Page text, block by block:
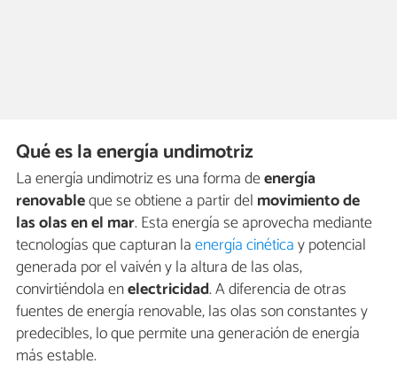
Qué es la energía undimotriz
La energía undimotriz es una forma deenergía
renovableque se obtiene a partir del movimiento de
las olas en el mar. Esta energía se aprovecha mediante
tecnologías que capturan laenergía cinéticay potencial
generada por el vaivén y la altura de las olas,
convirtiéndola enelectricidad. A diferencia de otras
fuentes de energía renovable, las olas son constantes y
predecibles, lo que permite una generación de energía
más estable.